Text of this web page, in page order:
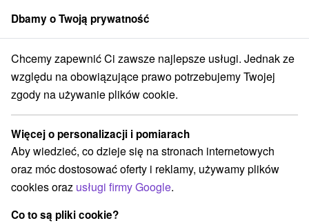
członek grupySorger
Košice Hotel Bankov **** Košice Pobyt relaksacyjny dla kobiet
Pobyt relaksacyjny dla kobiet
Hotel Bankov★★★★Košice Košice
Wybierz datę
Dbamy o Twoją prywatność
Chcemy zapewnić Ci zawsze najlepsze usługi. Jednak ze
względu na obowiązujące prawo potrzebujemy Twojej
zgody na używanie plików cookie.
Więcej o personalizacji i pomiarach
Aby wiedzieć, co dzieje się na stronach internetowych
oraz móc dostosować oferty i reklamy, używamy plików
cookies oraz usługi firmy Google.
Co to są pliki cookie?